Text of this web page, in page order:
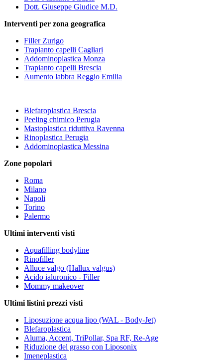
Dott. Giuseppe Giudice M.D.
Interventi per zona geografica
Filler Zurigo
Trapianto capelli Cagliari
Addominoplastica Monza
Trapianto capelli Brescia
Aumento labbra Reggio Emilia
Blefaroplastica Brescia
Peeling chimico Perugia
Mastoplastica riduttiva Ravenna
Rinoplastica Perugia
Addominoplastica Messina
Zone popolari
Roma
Milano
Napoli
Torino
Palermo
Ultimi interventi visti
Aquafilling bodyline
Rinofiller
Alluce valgo (Hallux valgus)
Acido ialuronico - Filler
Mommy makeover
Ultimi listini prezzi visti
Liposuzione acqua lipo (WAL - Body-Jet)
Blefaroplastica
Aluma, Accent, TriPollar, Spa RF, Re-Age
Riduzione del grasso con Liposonix
Imeneplastica